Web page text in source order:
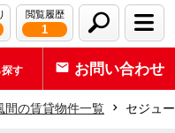
閲覧履歴
1
す お問い合わせ
間の賃貸物件一覧 セジュ